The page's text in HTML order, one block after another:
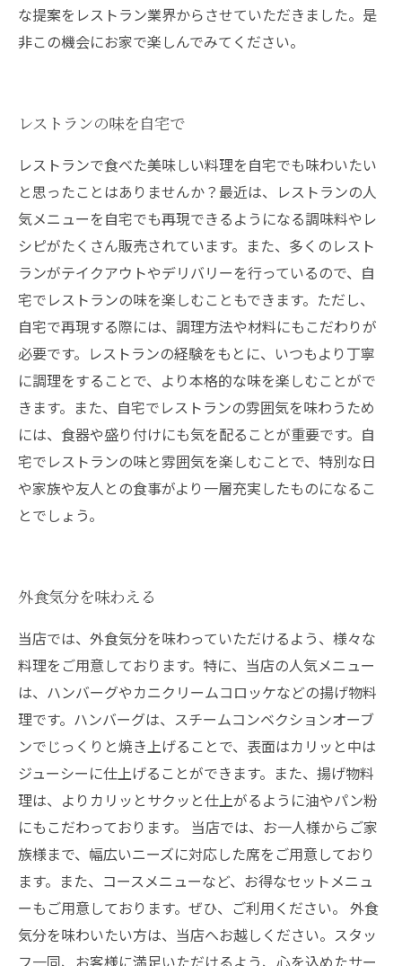
な提案をレストラン業界からさせていただきました。是
非この機会にお家で楽しんでみてください。
レストランの味を自宅で
レストランで食べた美味しい料理を自宅でも味わいたい
と思ったことはありませんか？最近は、レストランの人
気メニューを自宅でも再現できるようになる調味料やレ
シピがたくさん販売されています。また、多くのレスト
ランがテイクアウトやデリバリーを行っているので、自
宅でレストランの味を楽しむこともできます。ただし、
自宅で再現する際には、調理方法や材料にもこだわりが
必要です。レストランの経験をもとに、いつもより丁寧
に調理をすることで、より本格的な味を楽しむことがで
きます。また、自宅でレストランの雰囲気を味わうため
には、食器や盛り付けにも気を配ることが重要です。自
宅でレストランの味と雰囲気を楽しむことで、特別な日
や家族や友人との食事がより一層充実したものになるこ
とでしょう。
外食気分を味わえる
当店では、外食気分を味わっていただけるよう、様々な
料理をご用意しております。特に、当店の人気メニュー
は、ハンバーグやカニクリームコロッケなどの揚げ物料
理です。ハンバーグは、スチームコンベクションオーブ
ンでじっくりと焼き上げることで、表面はカリッと中は
ジューシーに仕上げることができます。また、揚げ物料
理は、よりカリッとサクッと仕上がるように油やパン粉
にもこだわっております。 当店では、お一人様からご家
族様まで、幅広いニーズに対応した席をご用意しており
ます。また、コースメニューなど、お得なセットメニュ
ーもご用意しております。ぜひ、ご利用ください。 外食
気分を味わいたい方は、当店へお越しください。スタッ
フ一同、お客様に満足いただけるよう、心を込めたサー